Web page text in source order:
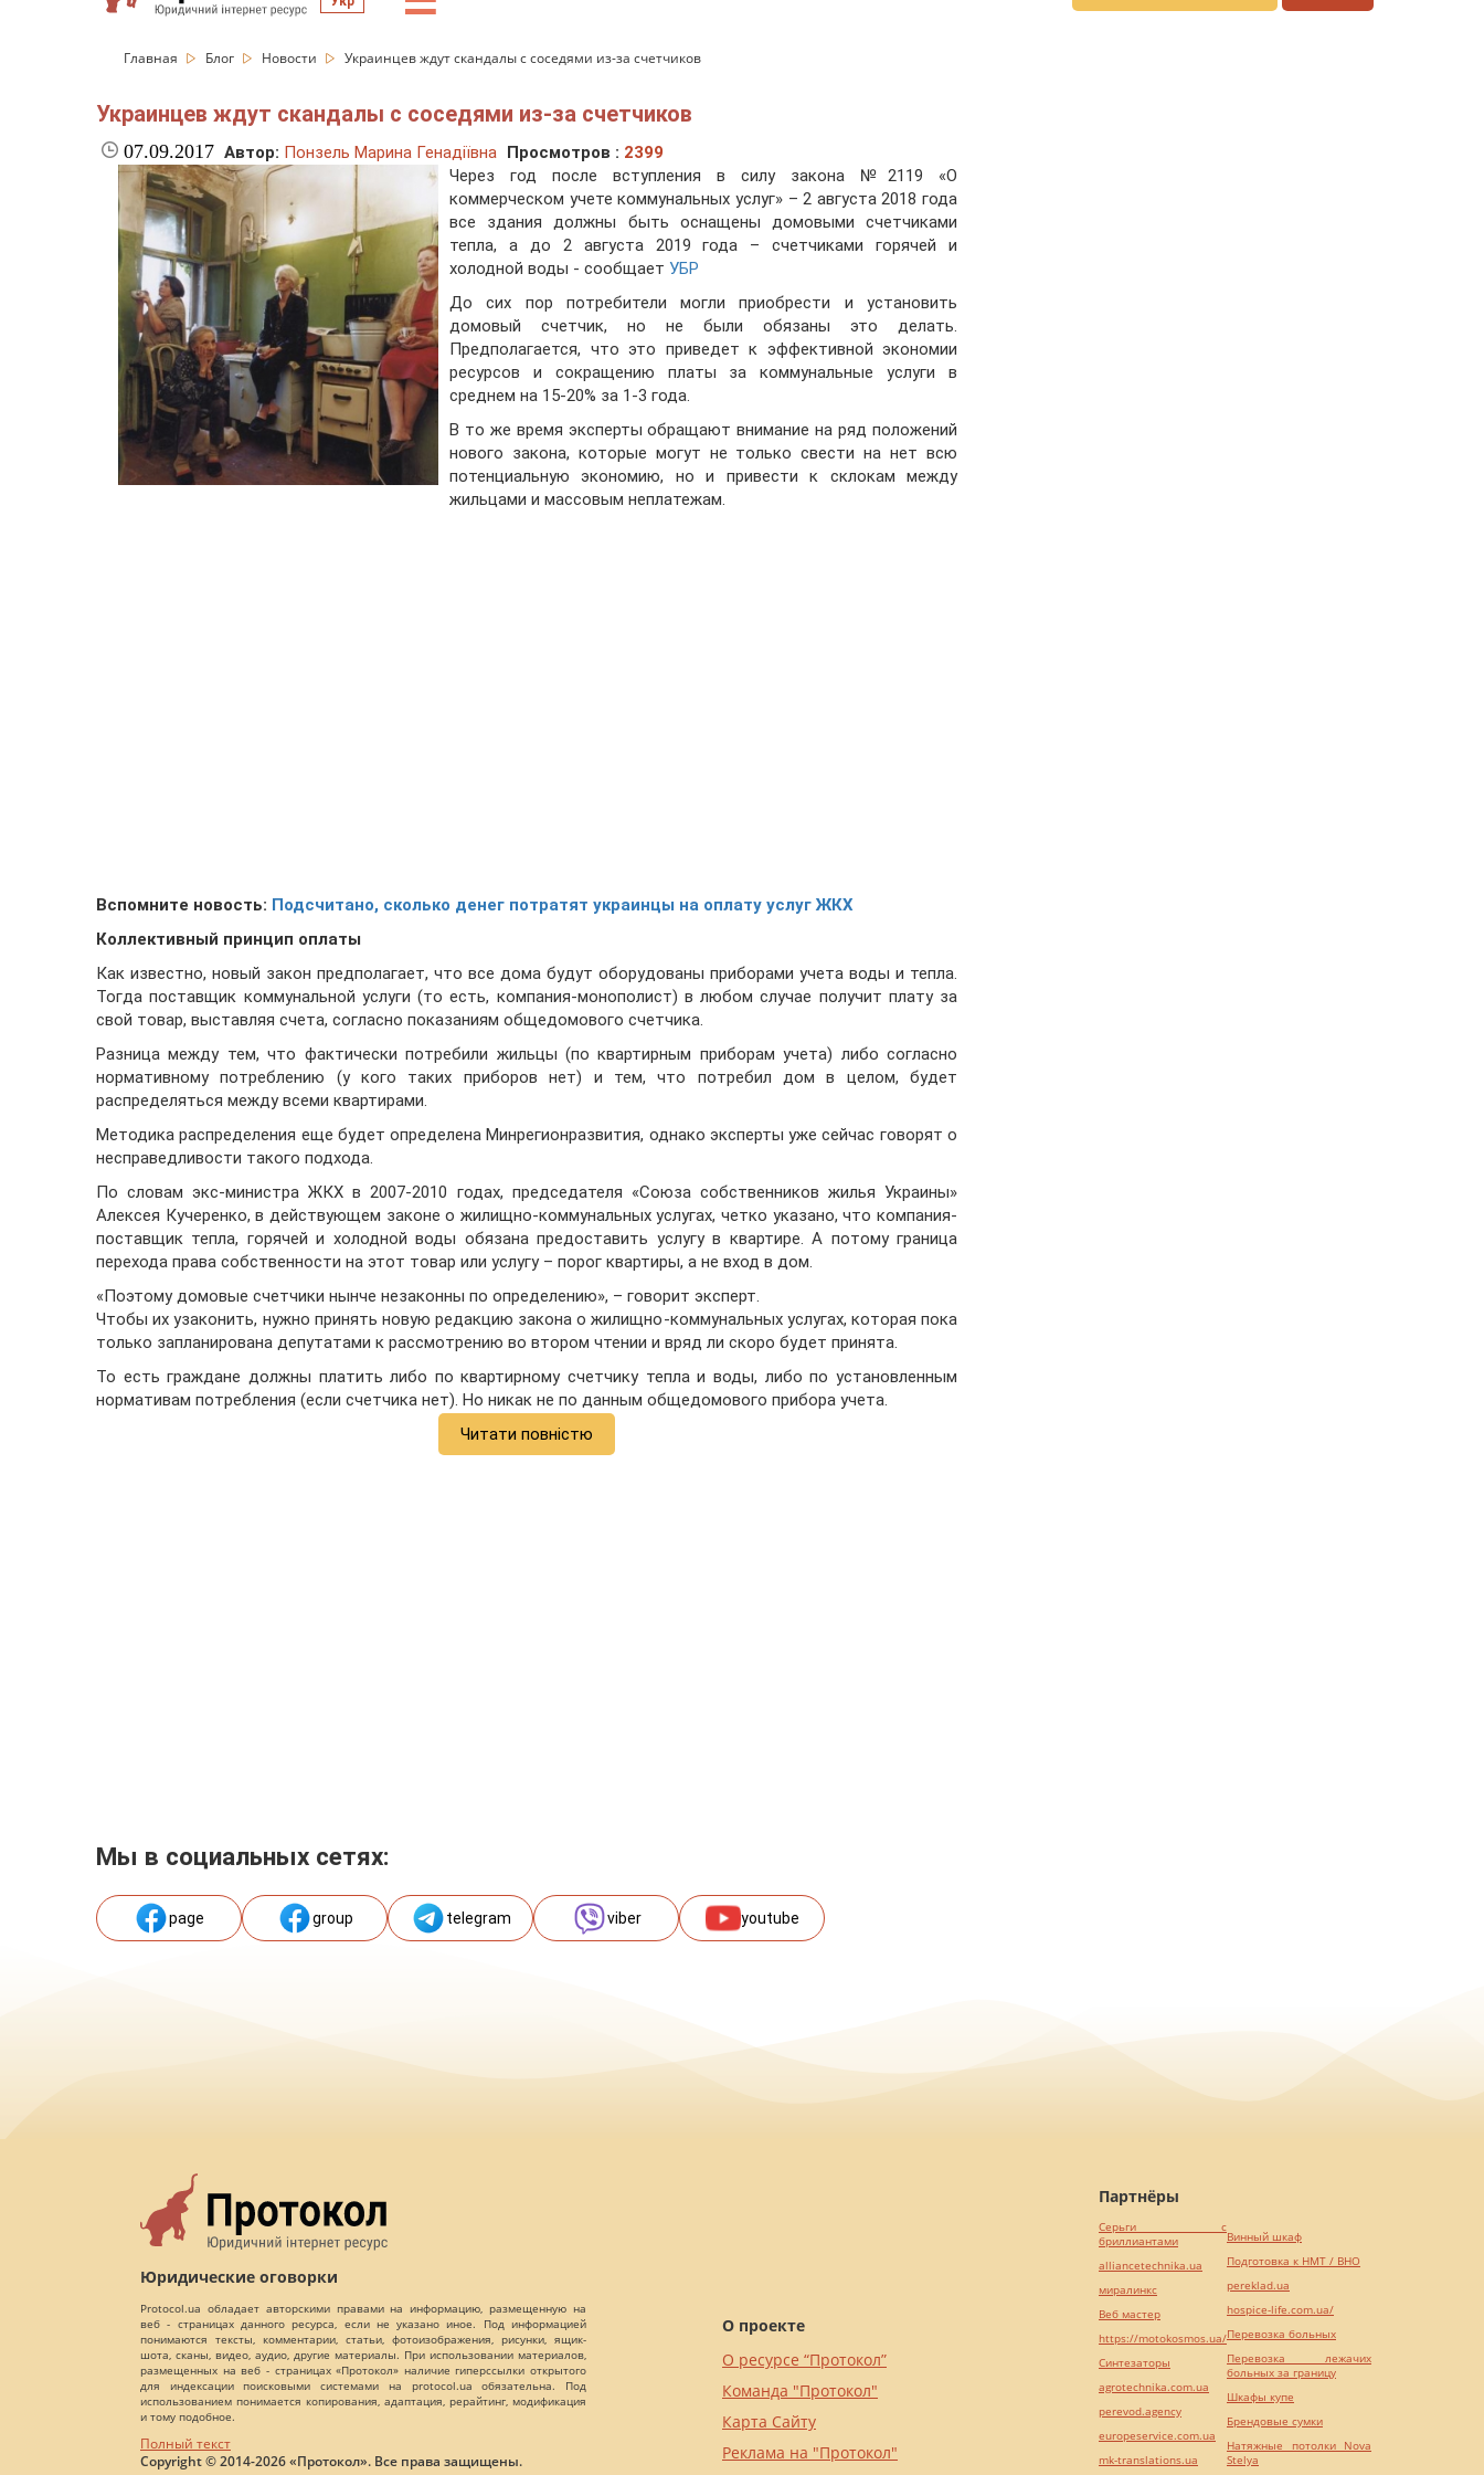
Главная Блог Новости Украинцев ждут скандалы с соседями из-за счетчиков
Украинцев ждут скандалы с соседями из-за счетчиков
07.09.2017 Автор: Понзель Марина Генадіївна Просмотров : 2399
Через год после вступления в силу закона №2119 «О
коммерческом учете коммунальных услуг» – 2 августа 2018 года
все здания должны быть оснащены домовыми счетчиками
тепла, а до 2 августа 2019 года – счетчиками горячей и
холодной воды - сообщает УБР
До сих пор потребители могли приобрести и установить
домовый счетчик, но не были обязаны это делать.
Предполагается, что это приведет к эффективной экономии
ресурсов и сокращению платы за коммунальные услуги в
среднем на 15-20% за 1-3 года.
В то же время эксперты обращают внимание на ряд положений
нового закона, которые могут не только свести на нет всю
потенциальную экономию, но и привести к склокам между
жильцами и массовым неплатежам.
Вспомните новость: Подсчитано, сколько денег потратят украинцы на оплату услуг ЖКХ
Коллективный принцип оплаты
Как известно, новый закон предполагает, что все дома будут оборудованы приборами учета воды и тепла.
Тогда поставщик коммунальной услуги (то есть, компания-монополист) в любом случае получит плату за
свой товар, выставляя счета, согласно показаниям общедомового счетчика.
Разница между тем, что фактически потребили жильцы (по квартирным приборам учета) либо согласно
нормативному потреблению (у кого таких приборов нет) и тем, что потребил дом в целом, будет
распределяться между всеми квартирами.
Методика распределения еще будет определена Минрегионразвития, однако эксперты уже сейчас говорят о
несправедливости такого подхода.
По словам экс-министра ЖКХ в 2007-2010 годах, председателя «Союза собственников жилья Украины»
Алексея Кучеренко, в действующем законе о жилищно-коммунальных услугах, четко указано, что компания-
поставщик тепла, горячей и холодной воды обязана предоставить услугу в квартире. А потому граница
перехода права собственности на этот товар или услугу – порог квартиры, а не вход в дом.
«Поэтому домовые счетчики нынче незаконны по определению», – говорит эксперт.
Чтобы их узаконить, нужно принять новую редакцию закона о жилищно-коммунальных услугах, которая пока
только запланирована депутатами к рассмотрению во втором чтении и вряд ли скоро будет принята.
То есть граждане должны платить либо по квартирному счетчику тепла и воды, либо по установленным
нормативам потребления (если счетчика нет). Но никак не по данным общедомового прибора учета.
Читати повністю
Мы в социальных сетях:
page group telegram viber youtube
Юридические оговорки
Protocol.ua обладает авторскими правами на информацию, размещенную на
веб - страницах данного ресурса, если не указано иное. Под информацией
понимаются тексты, комментарии, статьи, фотоизображения, рисунки, ящик-
шота, сканы, видео, аудио, другие материалы. При использовании материалов,
размещенных на веб - страницах «Протокол» наличие гиперссылки открытого
для индексации поисковыми системами на protocol.ua обязательна. Под
использованием понимается копирования, адаптация, рерайтинг, модификация
и тому подобное.
Полный текст
Copyright © 2014-2026 «Протокол». Все права защищены.
О проекте
О ресурсе “Протокол”
Команда "Протокол"
Карта Сайту
Реклама на "Протокол"
Партнёры
Серьги с
бриллиантами
alliancetechnika.ua
миралинкс
Веб мастер
https://motokosmos.ua/
Синтезаторы
agrotechnika.com.ua
perevod.agency
europeservice.com.ua
mk-translations.ua
Винный шкаф
Подготовка к НМТ / ВНО
pereklad.ua
hospice-life.com.ua/
Перевозка больных
Перевозка лежачих
больных за границу
Шкафы купе
Брендовые сумки
Натяжные потолки Nova
Stelya